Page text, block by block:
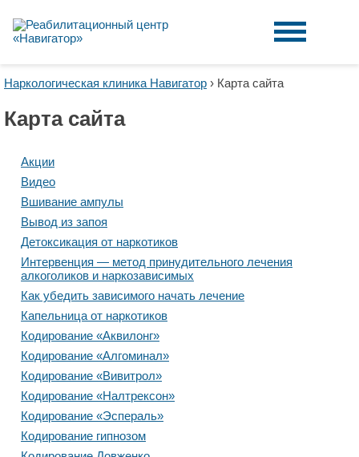
Наркологическая клиника Навигатор › Карта сайта
Карта сайта
Акции
Видео
Вшивание ампулы
Вывод из запоя
Детоксикация от наркотиков
Интервенция — метод принудительного лечения
алкоголиков и наркозависимых
Как убедить зависимого начать лечение
Капельница от наркотиков
Кодирование «Аквилонг»
Кодирование «Алгоминал»
Кодирование «Вивитрол»
Кодирование «Налтрексон»
Кодирование «Эспераль»
Кодирование гипнозом